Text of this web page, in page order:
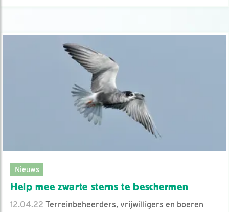
Nieuws
Help mee zwarte sterns te beschermen
12.04.22 Terreinbeheerders, vrijwilligers en boeren